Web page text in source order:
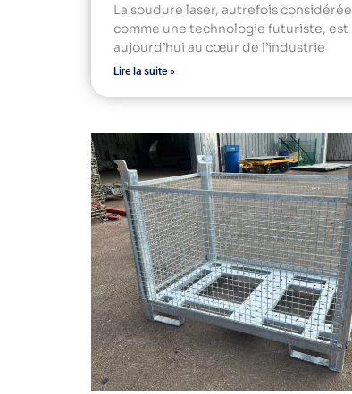
La soudure laser, autrefois considérée
comme une technologie futuriste, est
aujourd’hui au cœur de l’industrie
Lire la suite »